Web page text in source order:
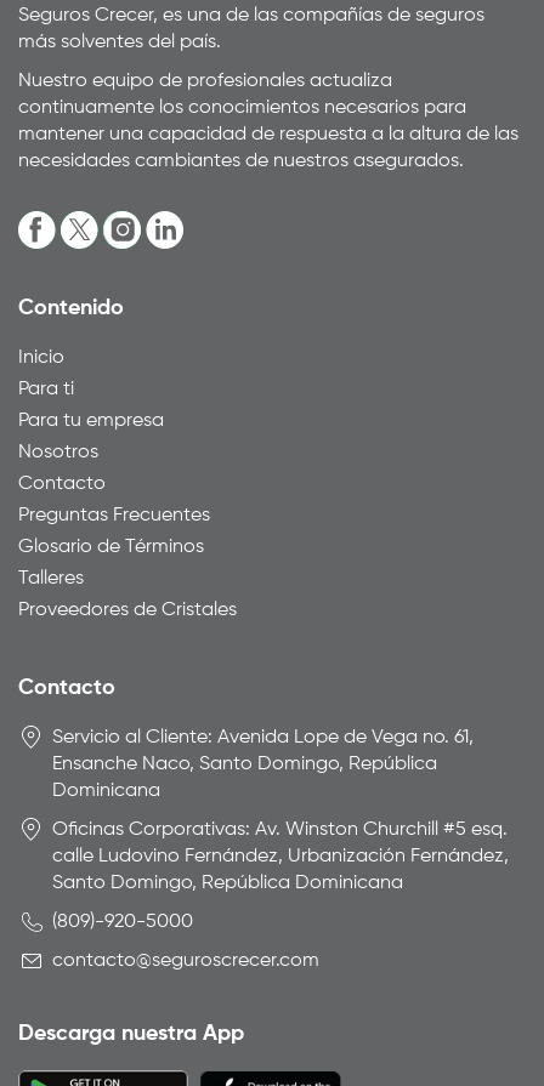
Seguros Crecer, es una de las compañías de seguros
más solventes del país.
Nuestro equipo de profesionales actualiza
continuamente los conocimientos necesarios para
mantener una capacidad de respuesta a la altura de las
necesidades cambiantes de nuestros asegurados.
Contenido
Inicio
Para ti
Para tu empresa
Nosotros
Contacto
Preguntas Frecuentes
Glosario de Términos
Talleres
Proveedores de Cristales
Contacto
Servicio al Cliente: Avenida Lope de Vega no. 61,
Ensanche Naco, Santo Domingo, República
Dominicana
Oficinas Corporativas: Av. Winston Churchill #5 esq.
calle Ludovino Fernández, Urbanización Fernández,
Santo Domingo, República Dominicana
(809)-920-5000
contacto@seguroscrecer.com
Descarga nuestra App